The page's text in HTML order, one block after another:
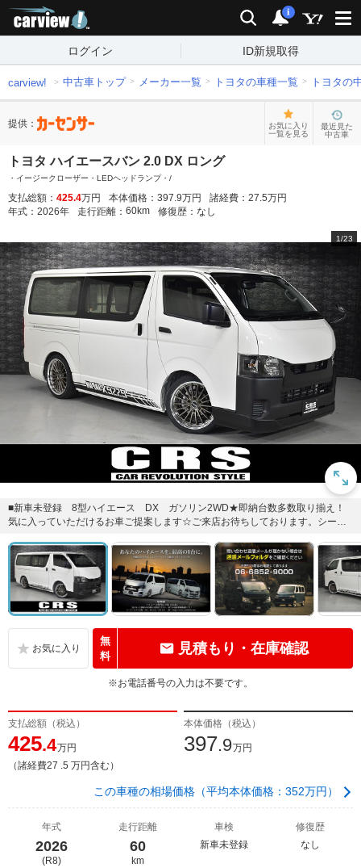
検索 通知
i
ログイン ID新規取得
carview! 中古車トップ メーカー一覧 トヨタの車種一覧 トヨタの
提供：
お気に入り
一覧を見る
最近見た
中古車
トヨタ ハイエースバン 2.0 DX ロング
・イージークローザー・LEDヘッドランプ・/
支払総額： 425.4万円 本体価格： 397.9万円 諸経費： 27.5万円
年式： 2026年 走行距離： 60km 修復歴： なし
1/23
■新車未登録 8型ハイエース DX ガソリン2WD★即納台数多数取り揃え！
気に入っていただけるお車ご提案します☆ご来店お待ちしております。シーア
無
料
見積もり・在庫確認
※お電話番号の入力は不要です。
支払総額（税込）
425.4万円
（諸経費27 .5 万円含む）
本体価格（税込）
397.9万円
この車種の相場価格（平均本体価格：352万円）
年式
2026
(R8)
走行距離
60
km
車検
新車未登録
修復歴
なし